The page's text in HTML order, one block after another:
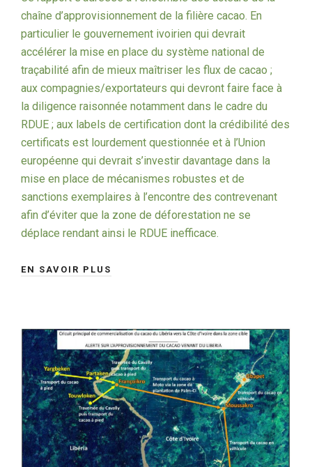
chaîne d’approvisionnement de la filière cacao. En
particulier le gouvernement ivoirien qui devrait
accélérer la mise en place du système national de
traçabilité afin de mieux maîtriser les flux de cacao ;
aux compagnies/exportateurs qui devront faire face à
la diligence raisonnée notamment dans le cadre du
RDUE ; aux labels de certification dont la crédibilité des
certificats est lourdement questionnée et à l’Union
européenne qui devrait s’investir davantage dans la
mise en place de mécanismes robustes et de
sanctions exemplaires à l’encontre des contrevenant
afin d’éviter que la zone de déforestation ne se
déplace rendant ainsi le RDUE inefficace.
EN SAVOIR PLUS